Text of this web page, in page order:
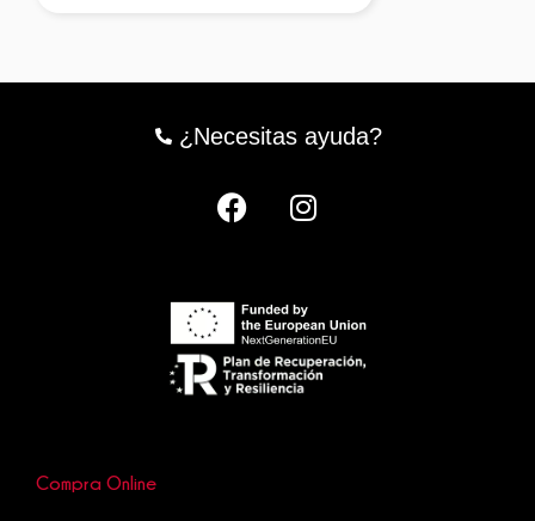
Compra Online
¿Necesitas ayuda?